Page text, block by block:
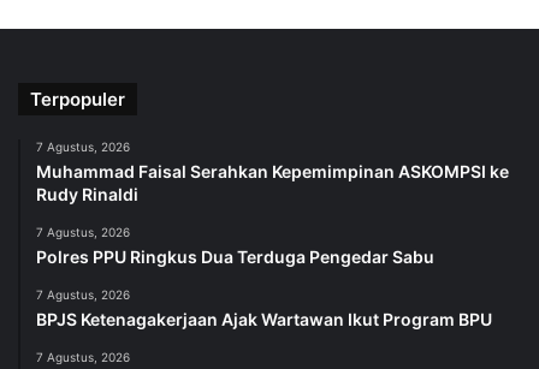
Terpopuler
7 Agustus, 2026
Muhammad Faisal Serahkan Kepemimpinan ASKOMPSI ke
Rudy Rinaldi
7 Agustus, 2026
Polres PPU Ringkus Dua Terduga Pengedar Sabu
7 Agustus, 2026
BPJS Ketenagakerjaan Ajak Wartawan Ikut Program BPU
7 Agustus, 2026